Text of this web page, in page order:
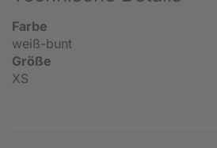
Farbe
weiß-bunt
Größe
XS